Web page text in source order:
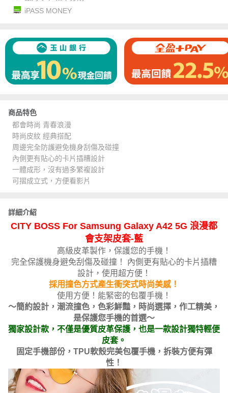
iPASS MONEY
商品特色
都會時尚 青春浪漫
時尚皮紋 經典搭配
周邊完全防護避免機身刮傷及碰撞
內側更有貼心的卡片插糟設計
一體成形，沒有過多繁複設計
可摺成立式，方便看影片
詳細介紹
CITY BOSS For Samsung Galaxy A42 5G 浪漫都
會支架皮套-藍
高級皮革製作，保護您的手機！
完全保護機身避免刮傷及碰撞！ 內側更有貼心的卡片插糟
設計，使用超方便！
採用撞色方式產生衝突式時尚美感！
使用方便！能緊密的包覆手機！
～簡約設計，潮流撞色，色彩鮮豔，時尚選擇，作工精美，
是保護您手機的首選～
獨家設計款，不僅是優質皮革保護，也是一款設計獨特輕便
皮套。
固定手機部份，TPU軟殼完美包覆手機，拆裝方便有彈
性！